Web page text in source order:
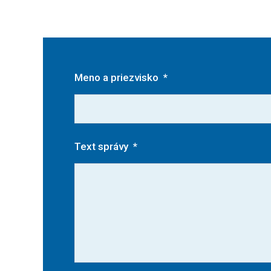
Meno a priezvisko *
Text správy *